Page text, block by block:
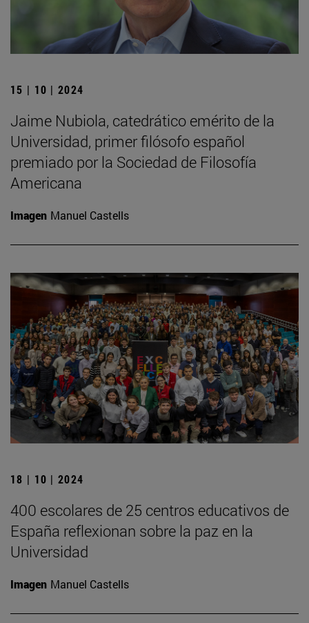
15 | 10 | 2024
Jaime Nubiola, catedrático emérito de la
Universidad, primer filósofo español
premiado por la Sociedad de Filosofía
Americana
Imagen Manuel Castells
18 | 10 | 2024
400 escolares de 25 centros educativos de
España reflexionan sobre la paz en la
Universidad
Imagen Manuel Castells